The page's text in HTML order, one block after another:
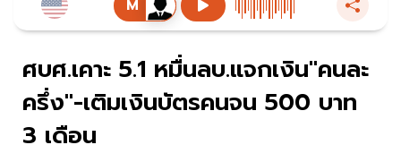
ศบศ.เคาะ 5.1 หมื่นลบ.แจกเงิน"คนละ
ครึ่ง"-เติมเงินบัตรคนจน 500 บาท
3 เดือน